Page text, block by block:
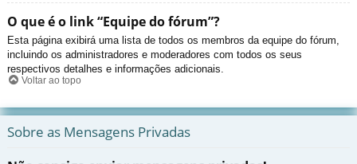
O que é o link “Equipe do fórum”?
Esta página exibirá uma lista de todos os membros da equipe do fórum,
incluindo os administradores e moderadores com todos os seus
respectivos detalhes e informações adicionais.
Voltar ao topo
Sobre as Mensagens Privadas